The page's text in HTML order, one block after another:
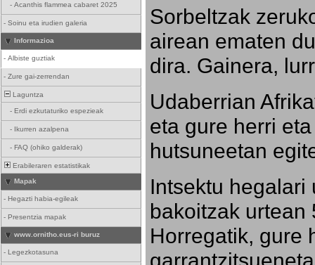
- Acanthis flammea cabaret 2025
- Soinu eta irudien galeria
Informazioa
- Albiste guztiak
- Zure gai-zerrendan
Laguntza
- Erdi ezkutaturiko espezieak
- Ikurren azalpena
- FAQ (ohiko galderak)
Erabileraren estatistikak
Mapak
- Hegazti habia-egileak
- Presentzia mapak
www.ornitho.eus-ri buruz
- Legezkotasuna
Sorbeltzak
airean ematen
dira. Gainera,
Udaberrian
eta gure herri
hutsuneetan
Intsektu hegalari
bakoitzak urtean
Horregatik, gure